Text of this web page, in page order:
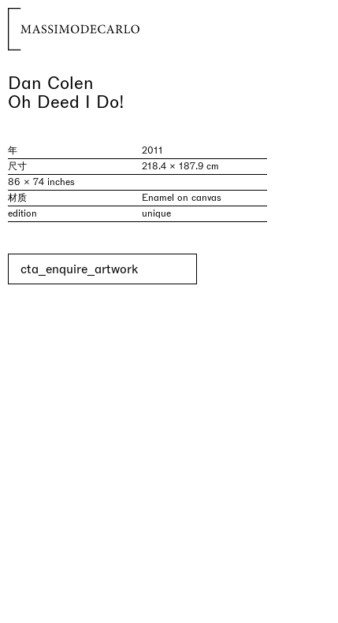
Dan Colen
Oh Deed I Do!
年
2011
尺寸
218.4 × 187.9 cm
86 × 74 inches
材质
Enamel on canvas
edition
unique
cta_enquire_artwork